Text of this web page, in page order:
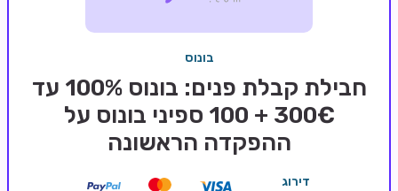
בלאקג'ק אונליין
בונוס
חבילת קבלת פנים: בונוס 100% עד
300€ + 100 ספיני בונוס על
ההפקדה הראשונה
דירוג